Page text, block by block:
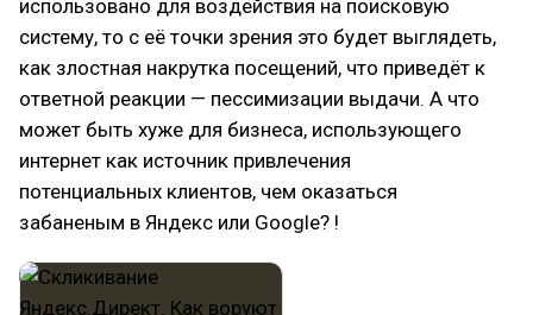
использовано для воздействия на поисковую
систему, то с её точки зрения это будет выглядеть,
как злостная накрутка посещений, что приведёт к
ответной реакции — пессимизации выдачи. А что
может быть хуже для бизнеса, использующего
интернет как источник привлечения
потенциальных клиентов, чем оказаться
забаненым в Яндекс или Google? !